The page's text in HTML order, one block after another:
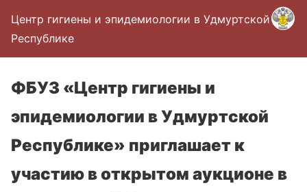
Центр гигиены и эпидемиологии в Удмуртской
Республике
ФБУЗ «Центр гигиены и
эпидемиологии в Удмуртской
Республике» приглашает к
участию в открытом аукционе в